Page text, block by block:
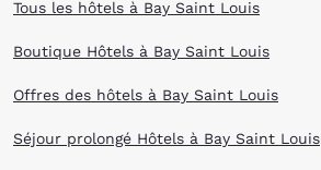
Tous les hôtels à Bay Saint Louis
Boutique Hôtels à Bay Saint Louis
Offres des hôtels à Bay Saint Louis
Séjour prolongé Hôtels à Bay Saint Louis